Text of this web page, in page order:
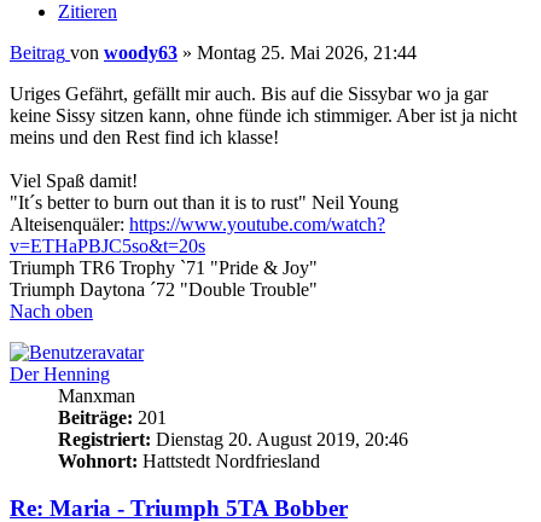
Zitieren
Beitrag von woody63 » Montag 25. Mai 2026, 21:44
Uriges Gefährt, gefällt mir auch. Bis auf die Sissybar wo ja gar
keine Sissy sitzen kann, ohne fünde ich stimmiger. Aber ist ja nicht
meins und den Rest find ich klasse!
Viel Spaß damit!
"It´s better to burn out than it is to rust" Neil Young
Alteisenquäler: https://www.youtube.com/watch?
v=ETHaPBJC5so&t=20s
Triumph TR6 Trophy `71 "Pride & Joy"
Triumph Daytona ´72 "Double Trouble"
Nach oben
Der Henning
Manxman
Beiträge: 201
Registriert: Dienstag 20. August 2019, 20:46
Wohnort: Hattstedt Nordfriesland
Re: Maria - Triumph 5TA Bobber